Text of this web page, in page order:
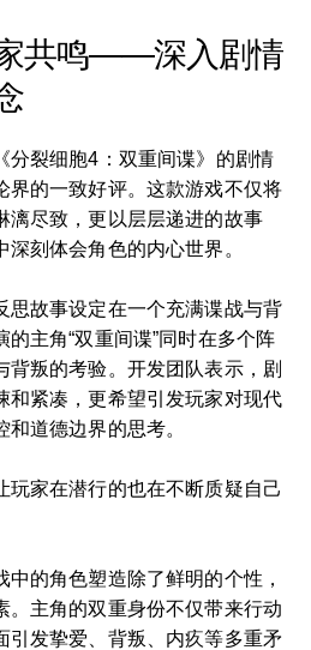
共鸣——深入剧情
分裂细胞4：双重间谍》的剧情
界的一致好评。这款游戏不仅将
漓尽致，更以层层递进的故事
刻体会角色的内心世界。
思故事设定在一个充满谍战与背
主角“双重间谍”同时在多个阵
背叛的考验。开发团队表示，剧
和紧凑，更希望引发玩家对现代
道德边界的思考。
玩家在潜行的也在不断质疑自己
中的角色塑造除了鲜明的个性，
。主角的双重身份不仅带来行动
引发挚爱、背叛、内疚等多重矛